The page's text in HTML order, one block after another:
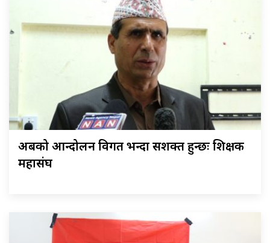
अबको आन्दोलन विगत भन्दा सशक्त हुन्छः शिक्षक
महासंघ